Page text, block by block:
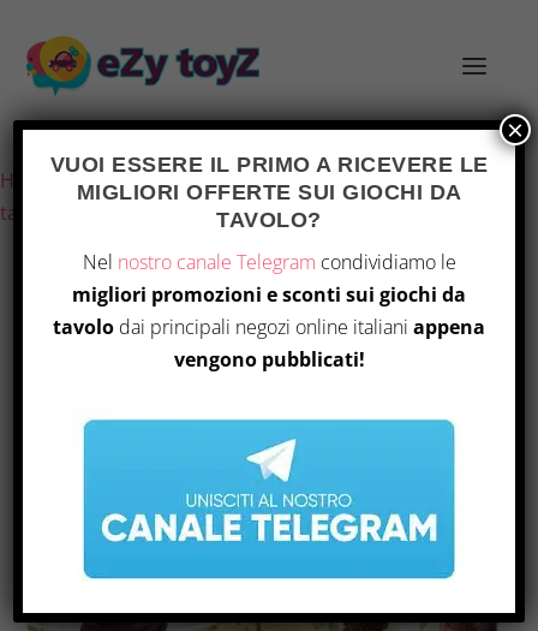
Home /Giochi e giocattoli/Giochi di società/Giochi da
tavolo
/ Tapestry: Plans & Ploys Expansion
VUOI ESSERE IL PRIMO A RICEVERE LE
MIGLIORI OFFERTE SUI GIOCHI DA
TAVOLO?
Nel nostro canale Telegram condividiamo le
migliori promozioni e sconti sui giochi da
tavolo dai principali negozi online italiani appena
vengono pubblicati!
×